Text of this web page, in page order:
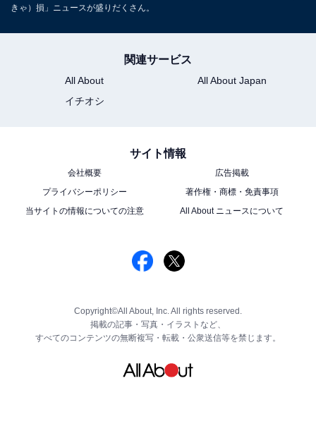
きゃ）損」ニュースが盛りだくさん。
関連サービス
All About
All About Japan
イチオシ
サイト情報
会社概要
広告掲載
プライバシーポリシー
著作権・商標・免責事項
当サイトの情報についての注意
All About ニュースについて
Copyright©All About, Inc. All rights reserved.
掲載の記事・写真・イラストなど、
すべてのコンテンツの無断複写・転載・公衆送信等を禁じます。